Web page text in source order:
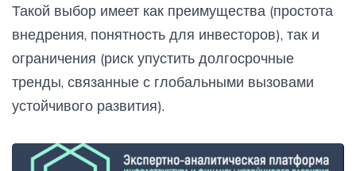
Такой выбор имеет как преимущества (простота
внедрения, понятность для инвесторов), так и
ограничения (риск упустить долгосрочные
тренды, связанные с глобальными вызовами
устойчивого развития).